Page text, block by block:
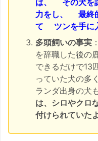
力をし、
最終
て
ツンを手に
多頭飼いの事実
を辞職した後の
できるだけで13
っていた犬の多
ランダ出身の犬
は、シロやクロな
付けられていた